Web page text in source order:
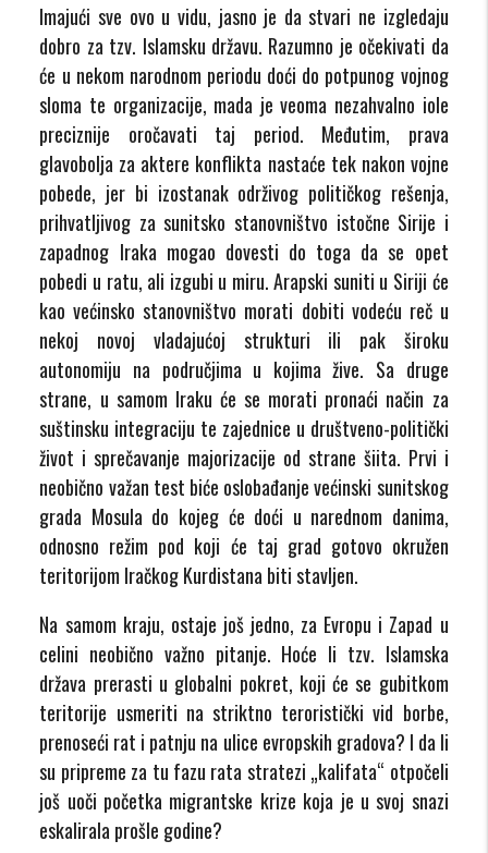
Imajući sve ovo u vidu, jasno je da stvari ne izgledaju
dobro za tzv. Islamsku državu. Razumno je očekivati da
će u nekom narodnom periodu doći do potpunog vojnog
sloma te organizacije, mada je veoma nezahvalno iole
preciznije oročavati taj period. Međutim, prava
glavobolja za aktere konflikta nastaće tek nakon vojne
pobede, jer bi izostanak održivog političkog rešenja,
prihvatljivog za sunitsko stanovništvo istočne Sirije i
zapadnog Iraka mogao dovesti do toga da se opet
pobedi u ratu, ali izgubi u miru. Arapski suniti u Siriji će
kao većinsko stanovništvo morati dobiti vodeću reč u
nekoj novoj vladajućoj strukturi ili pak široku
autonomiju na područjima u kojima žive. Sa druge
strane, u samom Iraku će se morati pronaći način za
suštinsku integraciju te zajednice u društveno-politički
život i sprečavanje majorizacije od strane šiita. Prvi i
neobično važan test biće oslobađanje većinski sunitskog
grada Mosula do kojeg će doći u narednom danima,
odnosno režim pod koji će taj grad gotovo okružen
teritorijom Iračkog Kurdistana biti stavljen.
Na samom kraju, ostaje još jedno, za Evropu i Zapad u
celini neobično važno pitanje. Hoće li tzv. Islamska
država prerasti u globalni pokret, koji će se gubitkom
teritorije usmeriti na striktno teroristički vid borbe,
prenoseći rat i patnju na ulice evropskih gradova? I da li
su pripreme za tu fazu rata stratezi „kalifata“ otpočeli
još uoči početka migrantske krize koja je u svoj snazi
eskalirala prošle godine?